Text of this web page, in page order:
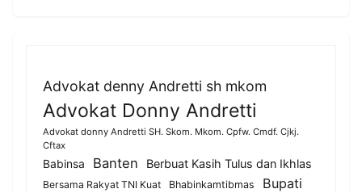
Advokat denny Andretti sh mkom
Advokat Donny Andretti
Advokat donny Andretti SH. Skom. Mkom. Cpfw. Cmdf. Cjkj.
Cftax
Babinsa Banten Berbuat Kasih Tulus dan Ikhlas
Bersama Rakyat TNI Kuat Bhabinkamtibmas Bupati